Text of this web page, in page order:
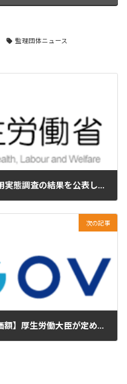
監理団体ニュース
厚生労働省｜令和５年外国人雇用実態調査の結果を公表します
次の記事
e-Govポータル｜【現物給与の価額】厚生労働大臣が定める現物給与の価額の一部を改正する件（案）に関する御意見の募集について